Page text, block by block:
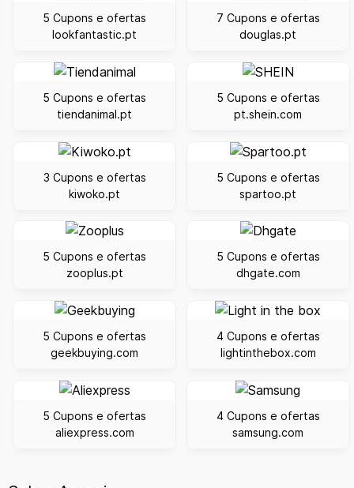
5 Cupons e ofertas
lookfantastic.pt
7 Cupons e ofertas
douglas.pt
5 Cupons e ofertas
tiendanimal.pt
5 Cupons e ofertas
pt.shein.com
3 Cupons e ofertas
kiwoko.pt
5 Cupons e ofertas
spartoo.pt
5 Cupons e ofertas
zooplus.pt
5 Cupons e ofertas
dhgate.com
5 Cupons e ofertas
geekbuying.com
4 Cupons e ofertas
lightinthebox.com
5 Cupons e ofertas
aliexpress.com
4 Cupons e ofertas
samsung.com